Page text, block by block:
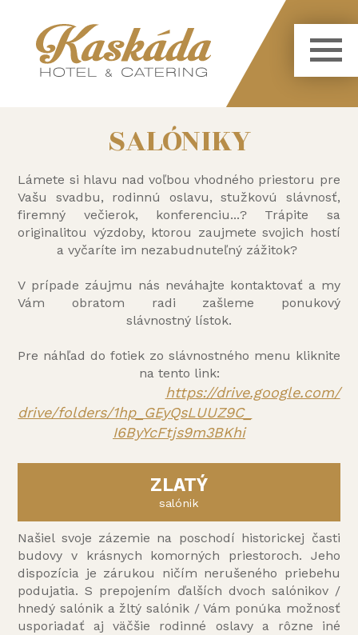
SALÓNIKY
Lámete si hlavu nad voľbou vhodného priestoru pre
Vašu svadbu, rodinnú oslavu, stužkovú slávnosť,
firemný večierok, konferenciu...? Trápite sa
originalitou výzdoby, ktorou zaujmete svojich hostí
a vyčaríte im nezabudnuteľný zážitok?
V prípade záujmu nás neváhajte kontaktovať a my
Vám obratom radi zašleme ponukový
slávnostný lístok.
Pre náhľad do fotiek zo slávnostného menu kliknite
na tento link:
https://drive.google.com/
drive/folders/1hp_GEyQsLUUZ9C_
I6ByYcFtjs9m3BKhi
ZLATÝ
salónik
Našiel svoje zázemie na poschodí historickej časti
budovy v krásnych komorných priestoroch. Jeho
dispozícia je zárukou ničím nerušeného priebehu
podujatia. S prepojením ďalších dvoch salónikov /
hnedý salónik a žltý salónik / Vám ponúka možnosť
usporiadať aj väčšie rodinné oslavy a rôzne iné